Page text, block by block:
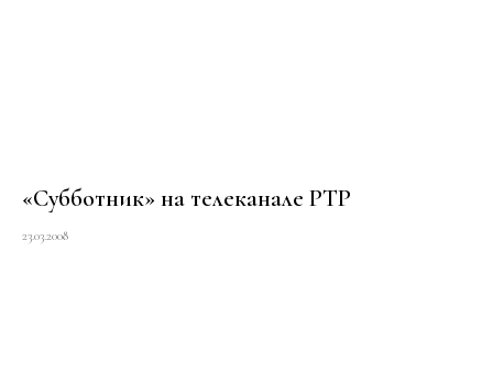
«Субботник» на телеканале РТР
23.03.2008